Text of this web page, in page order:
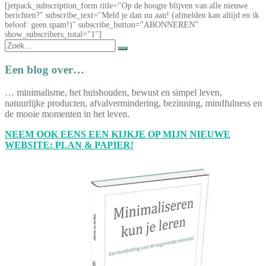
[jetpack_subscription_form title="Op de hoogte blijven van alle nieuwe
berichten?" subscribe_text="Meld je dan nu aan! (afmelden kan altijd en ik
beloof: geen spam!)" subscribe_button="ABONNEREN"
show_subscribers_total="1"]
Zoek
naar:
Een blog over…
… minimalisme, het huishouden, bewust en simpel leven,
natuurlijke producten, afvalvermindering, bezinning, mindfulness en
de mooie momenten in het leven.
NEEM OOK EENS EEN KIJKJE OP MIJN NIEUWE
WEBSITE: PLAN & PAPIER!